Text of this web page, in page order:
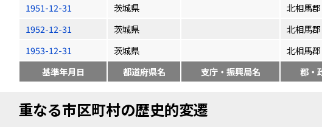
1951-12-31
茨城県 北相馬郡
1952-12-31
茨城県 北相馬郡
1953-12-31
茨城県 北相馬郡
基準年月日
都道府県名 支庁・振興局名 郡・
重なる市区町村の歴史的変遷